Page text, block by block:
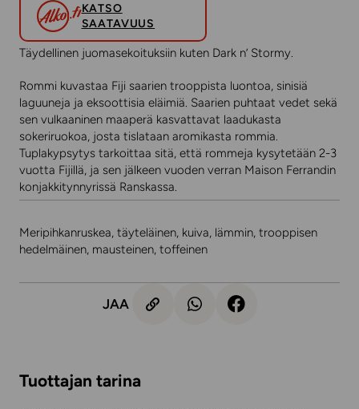
KATSO
SAATAVUUS
Täydellinen juomasekoituksiin kuten Dark n’ Stormy.
Rommi kuvastaa Fiji saarien trooppista luontoa, sinisiä
laguuneja ja eksoottisia eläimiä. Saarien puhtaat vedet sekä
sen vulkaaninen maaperä kasvattavat laadukasta
sokeriruokoa, josta tislataan aromikasta rommia.
Tuplakypsytys tarkoittaa sitä, että rommeja kysytetään 2-3
vuotta Fijillä, ja sen jälkeen vuoden verran Maison Ferrandin
konjakkitynnyrissä Ranskassa.
Meripihkanruskea, täyteläinen, kuiva, lämmin, trooppisen
hedelmäinen, mausteinen, toffeinen
JAA
Tuottajan tarina